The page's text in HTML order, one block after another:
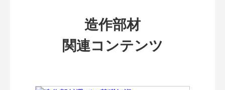
造作部材
関連コンテンツ